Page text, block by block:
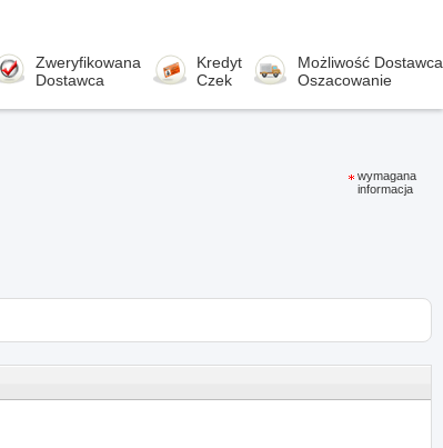
Zweryfikowana
Dostawca
Kredyt
Czek
Możliwość Dostawca
Oszacowanie
wymagana
informacja